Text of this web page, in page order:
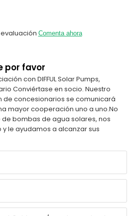
Comenta ahora
por favor
con DIFFUL Solar Pumps,
Conviértase en socio. Nuestro
de concesionarios se comunicará
mayor cooperación uno a uno.No
bombas de agua solares, nos
le ayudamos a alcanzar sus